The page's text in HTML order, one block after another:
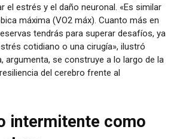
el estrés y el daño neuronal. «Es similar
máxima (VO2 máx). Cuanto más en
tendrás para superar desafíos, ya
cotidiano o una cirugía», ilustró
argumenta, se construye a lo largo de la
del cerebro frente al
intermitente como